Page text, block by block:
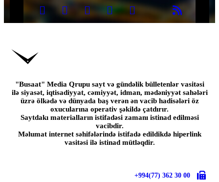
"Busaat" Media Qrupu sayt və gündəlik bülletenlər vasitəsi
ilə siyasət, iqtisadiyyat, cəmiyyət, idman, mədəniyyət sahələri
üzrə ölkədə və dünyada baş verən ən vacib hadisələri öz
oxucularına operativ şəkildə çatdırır.
Saytdakı materialların istifadəsi zamanı istinad edilməsi
vacibdir.
Məlumat internet səhifələrində istifadə edildikdə hiperlink
vasitəsi ilə istinad mütləqdir.
+994(77) 362 30 00